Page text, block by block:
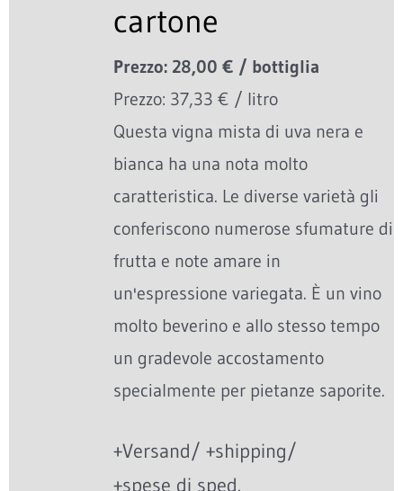
cartone
Prezzo: 28,00 € / bottiglia
Prezzo: 37,33 € / litro
Questa vigna mista di uva nera e
bianca ha una nota molto
caratteristica. Le diverse varietà gli
conferiscono numerose sfumature di
frutta e note amare in
un'espressione variegata. È un vino
molto beverino e allo stesso tempo
un gradevole accostamento
specialmente per pietanze saporite.
+Versand/ +shipping/
+spese di sped.